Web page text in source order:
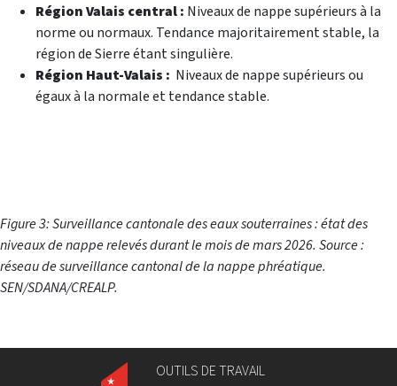
Région Valais central : Niveaux de nappe supérieurs à la
norme ou normaux. Tendance majoritairement stable, la
région de Sierre étant singulière.
Région Haut-Valais : Niveaux de nappe supérieurs ou
égaux à la normale et tendance stable.
Figure 3: Surveillance cantonale des eaux souterraines : état des
niveaux de nappe relevés durant le mois de mars 2026. Source :
réseau de surveillance cantonal de la nappe phréatique.
SEN/SDANA/CREALP.
OUTILS DE TRAVAIL